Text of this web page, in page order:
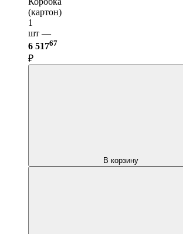
(картон)
1
шт —
6 51767
₽
В корзину